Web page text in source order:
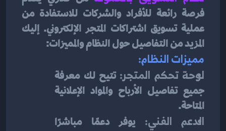
المزيد من التفاصيل حول النظام والمميزات:
مميزات النظام:
لوحة تحكم المتجر:
تتيح لك معرفة
جميع تفاصيل الأرباح والمواد الإعلانية
المتاحة.
الدعم الفني: